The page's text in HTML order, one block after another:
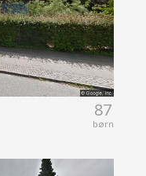
87
børn